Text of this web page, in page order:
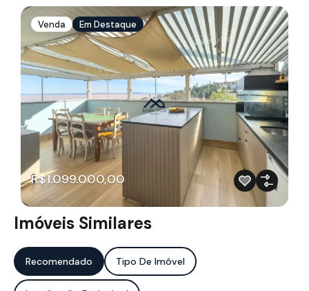
Venda Em Destaque
R$1.099.000,00
Imóveis Similares
Recomendado Tipo De Imóvel